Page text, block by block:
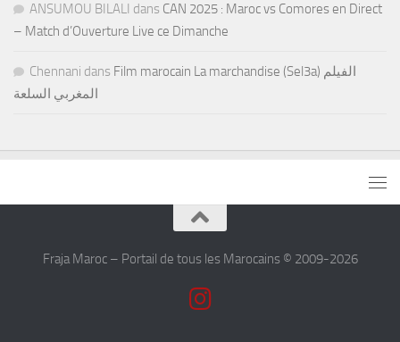
ANSUMOU BILALI dans CAN 2025 : Maroc vs Comores en Direct
– Match d’Ouverture Live ce Dimanche
Chennani dans Film marocain La marchandise (Sel3a) الفيلم
المغربي السلعة
Fraja Maroc – Portail de tous les Marocains © 2009-2026